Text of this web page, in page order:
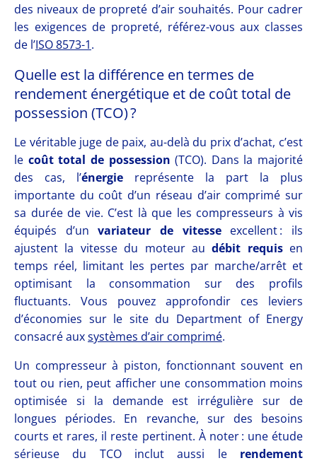
des niveaux de propreté d’air souhaités. Pour cadrer
les exigences de propreté, référez-vous aux classes
de l’ISO 8573-1.
Quelle est la différence en termes de
rendement énergétique et de coût total de
possession (TCO) ?
Le véritable juge de paix, au-delà du prix d’achat, c’est
le coût total de possession (TCO). Dans la majorité
des cas, l’énergie représente la part la plus
importante du coût d’un réseau d’air comprimé sur
sa durée de vie. C’est là que les compresseurs à vis
équipés d’unvariateur de vitesseexcellent : ils
ajustent la vitesse du moteur audébit requisen
temps réel, limitant les pertes par marche/arrêt et
optimisant la consommation sur des profils
fluctuants. Vous pouvez approfondir ces leviers
d’économies sur le site du Department of Energy
consacré auxsystèmes d’air comprimé.
Un compresseur à piston, fonctionnant souvent en
tout ou rien, peut afficher une consommation moins
optimisée si la demande est irrégulière sur de
longues périodes. En revanche, sur des besoins
courts et rares, il reste pertinent. À noter : une étude
sérieuse du TCO inclut aussi le rendement